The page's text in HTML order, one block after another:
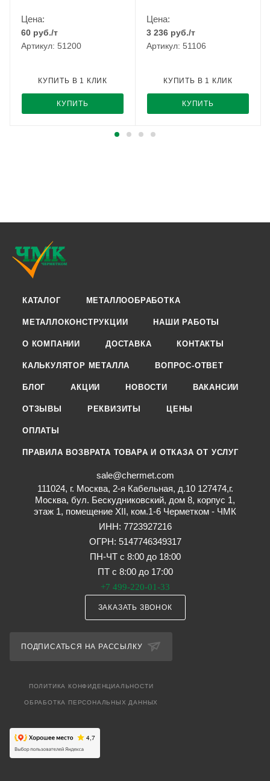
Цена:
60 руб./т
Артикул: 51200
КУПИТЬ
КУПИТЬ В 1 КЛИК
Цена:
3 236 руб./т
Артикул: 51106
КУПИТЬ
КУПИТЬ В 1 КЛИК
КАТАЛОГ МЕТАЛЛООБРАБОТКА
МЕТАЛЛОКОНСТРУКЦИИ НАШИ РАБОТЫ
О КОМПАНИИ ДОСТАВКА КОНТАКТЫ
КАЛЬКУЛЯТОР МЕТАЛЛА ВОПРОС-ОТВЕТ
БЛОГ АКЦИИ НОВОСТИ ВАКАНСИИ
ОТЗЫВЫ РЕКВИЗИТЫ ЦЕНЫ
ОПЛАТЫ
ПРАВИЛА ВОЗВРАТА ТОВАРА И ОТКАЗА ОТ УСЛУГ
sale@chermet.com
111024, г. Москва, 2-я Кабельная, д.10 127474,г.
Москва, бул. Бескудниковский, дом 8, корпус 1,
этаж 1, помещение XII, ком.1-6 Черметком - ЧМК
ИНН: 7723927216
ОГРН: 5147746349317
ПН-ЧТ с 8:00 до 18:00
ПТ с 8:00 до 17:00
+7 499-220-01-33
ЗАКАЗАТЬ ЗВОНОК
ПОДПИСАТЬСЯ НА РАССЫЛКУ
ПОЛИТИКА КОНФИДЕНЦИАЛЬНОСТИ
ОБРАБОТКА ПЕРСОНАЛЬНЫХ ДАННЫХ